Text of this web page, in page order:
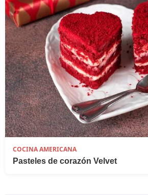
COCINA AMERICANA
Pasteles de corazón Velvet